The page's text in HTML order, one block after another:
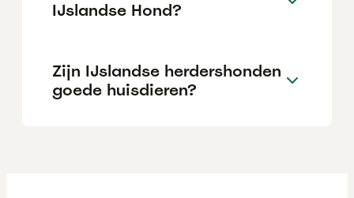
IJslandse Hond?
Zijn IJslandse herdershonden
goede huisdieren?